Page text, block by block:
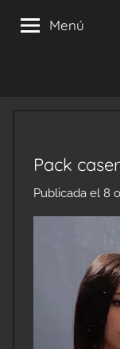
Menú
Pack
Publicada el 8